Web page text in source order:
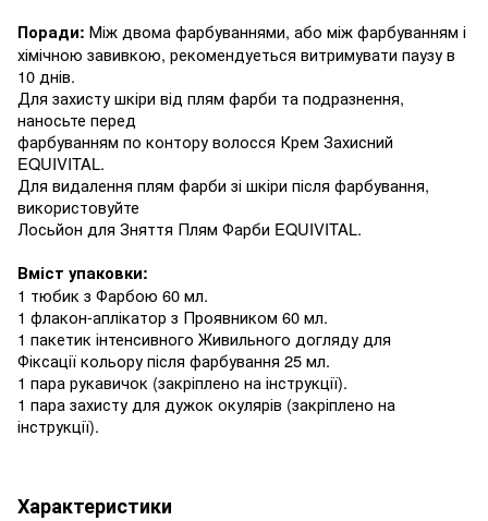
Поради: Між двома фарбуваннями, або між фарбуванням і
хімічною завивкою, рекомендуеться витримувати паузу в
10 днів.
Для захисту шкіри від плям фарби та подразнення,
наносьте перед
фарбуванням по контору волосся Крем Захисний
EQUIVITAL.
Для видалення плям фарби зі шкіри після фарбування,
використовуйте
Лосьйон для Зняття Плям Фарби EQUIVITAL.
Вміст упаковки:
1 тюбик з Фарбою 60 мл.
1 флакон-аплікатор з Проявником 60 мл.
1 пакетик інтенсивного Живильного догляду для
Фіксації кольору після фарбування 25 мл.
1 пара рукавичок (закріплено на інструкції).
1 пара захисту для дужок окулярів (закріплено на
інструкції).
Характеристики